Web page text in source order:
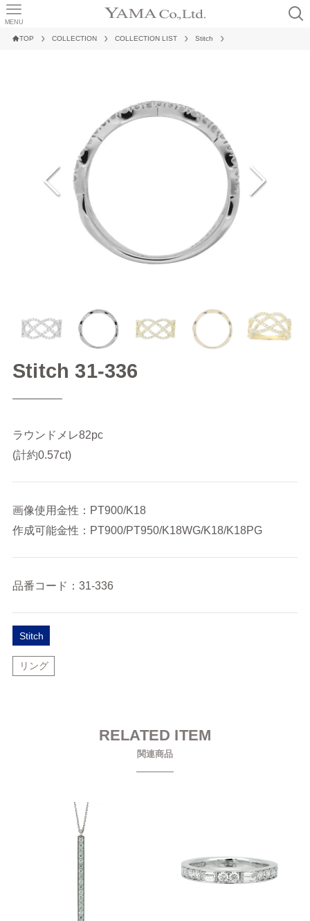
MENU
TOP COLLECTION COLLECTION LIST Stitch
Stitch 31-336
ラウンドメレ82pc
(計約0.57ct)
画像使用金性：PT900/K18
作成可能金性：PT900/PT950/K18WG/K18/K18PG
品番コード：31-336
Stitch
リング
RELATED ITEM
関連商品